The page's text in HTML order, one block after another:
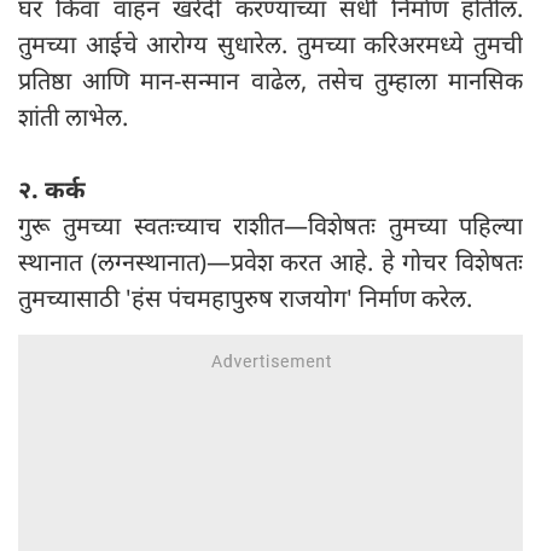
घर किंवा वाहन खरेदी करण्याच्या संधी निर्माण होतील.
तुमच्या आईचे आरोग्य सुधारेल. तुमच्या करिअरमध्ये तुमची
प्रतिष्ठा आणि मान-सन्मान वाढेल, तसेच तुम्हाला मानसिक
शांती लाभेल.
२. कर्क
गुरू तुमच्या स्वतःच्याच राशीत—विशेषतः तुमच्या पहिल्या
स्थानात (लग्नस्थानात)—प्रवेश करत आहे. हे गोचर विशेषतः
तुमच्यासाठी 'हंस पंचमहापुरुष राजयोग' निर्माण करेल.